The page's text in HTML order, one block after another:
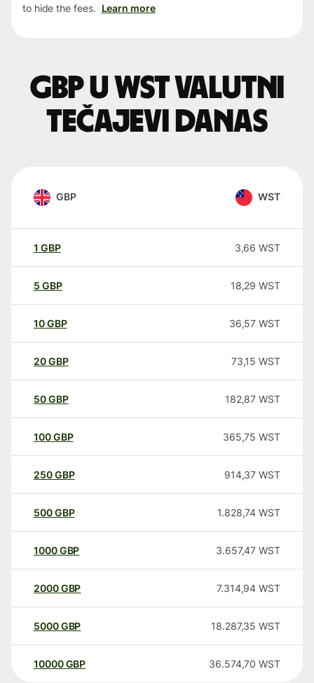
to hide the fees. Learn more
GBP u WST valutni
tečajevi danas
GBP WST
1 GBP 3,66 WST
5 GBP 18,29 WST
10GBP 36,57 WST
20GBP 73,15 WST
50GBP 182,87 WST
100GBP 365,75 WST
250GBP 914,37 WST
500GBP 1.828,74 WST
1000GBP 3.657,47 WST
2000GBP 7.314,94 WST
5000GBP 18.287,35 WST
10000 GBP 36.574,70 WST